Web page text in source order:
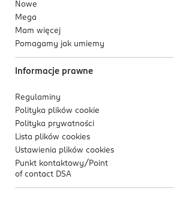
Nowe
Mega
Mam więcej
Pomagamy jak umiemy
Informacje prawne
Regulaminy
Polityka plików cookie
Polityka prywatności
Lista plików cookies
Ustawienia plików cookies
Punkt kontaktowy/ Point
of contact DSA